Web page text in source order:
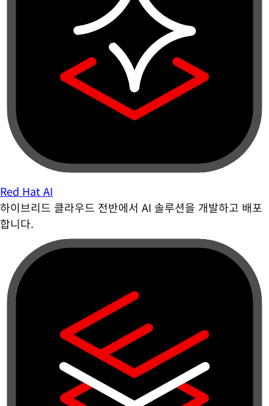
Red Hat AI
하이브리드 클라우드 전반에서 AI 솔루션을 개발하고 배포
합니다.